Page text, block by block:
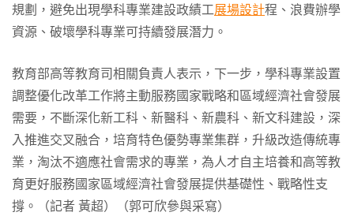
規劃，避免出現學科專業建設政績工展場設計程、浪費辦學
資源、破壞學科專業可持續發展潛力。
教育部高等教育司相關負責人表示，下一步，學科專業設置
調整優化改革工作將主動服務國家戰略和區域經濟社會發展
需要，不斷深化新工科、新醫科、新農科、新文科建設，深
入推進交叉融合，培育特色優勢專業集群，升級改造傳統專
業，淘汰不適應社會需求的專業，為人才自主培養和高等教
育更好服務國家區域經濟社會發展提供基礎性、戰略性支
撐。（記者 黃超）（郭可欣參與采寫）